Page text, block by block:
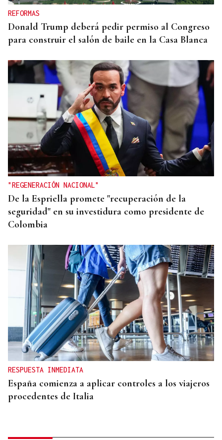
REFORMAS
Donald Trump deberá pedir permiso al Congreso
para construir el salón de baile en la Casa Blanca
"REGENERACIÓN NACIONAL"
De la Espriella promete "recuperación de la
seguridad" en su investidura como presidente de
Colombia
RESPUESTA INMEDIATA
España comienza a aplicar controles a los viajeros
procedentes de Italia